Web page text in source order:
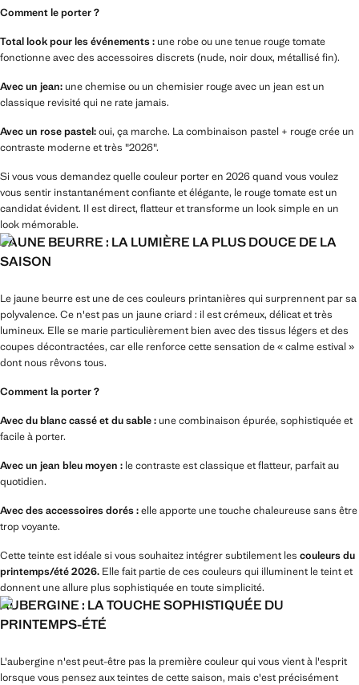
Comment le porter ?
Total look pour les événements : une robe ou une tenue rouge tomate
fonctionne avec des accessoires discrets (nude, noir doux, métallisé fin).
Avec un jean: une chemise ou un chemisier rouge avec un jean est un
classique revisité qui ne rate jamais.
Avec un rose pastel:oui, ça marche. La combinaison pastel + rouge crée un
contraste moderne et très "2026".
Si vous vous demandez quelle couleur porter en 2026 quand vous voulez
vous sentir instantanément confiante et élégante, le rouge tomate est un
candidat évident. Il est direct, flatteur et transforme un look simple en un
look mémorable.
JAUNE BEURRE : LA LUMIÈRE LA PLUS DOUCE DE LA
SAISON
Le jaune beurre est une de ces couleurs printanières qui surprennent par sa
polyvalence. Ce n'est pas un jaune criard : il est crémeux, délicat et très
lumineux. Elle se marie particulièrement bien avec des tissus légers et des
coupes décontractées, car elle renforce cette sensation de « calme estival »
dont nous rêvons tous.
Comment la porter ?
Avec du blanc cassé et du sable : une combinaison épurée, sophistiquée et
facile à porter.
Avec un jean bleu moyen : le contraste est classique et flatteur, parfait au
quotidien.
Avec des accessoires dorés :elle apporte une touche chaleureuse sans être
trop voyante.
Cette teinte est idéale si vous souhaitez intégrer subtilement les couleurs du
printemps/été 2026. Elle fait partie de ces couleurs qui illuminent le teint et
donnent une allure plus sophistiquée en toute simplicité.
AUBERGINE : LA TOUCHE SOPHISTIQUÉE DU
PRINTEMPS-ÉTÉ
L'aubergine n'est peut-être pas la première couleur qui vous vient à l'esprit
lorsque vous pensez aux teintes de cette saison, mais c'est précisément